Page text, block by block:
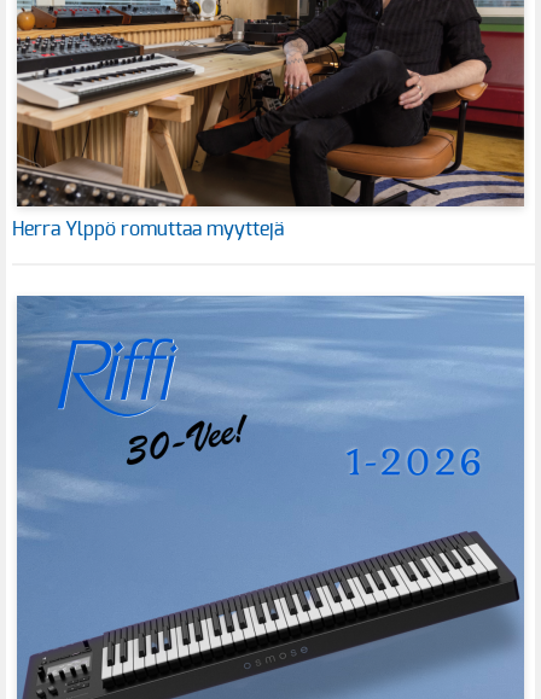
Herra Ylppö romuttaa myyttejä